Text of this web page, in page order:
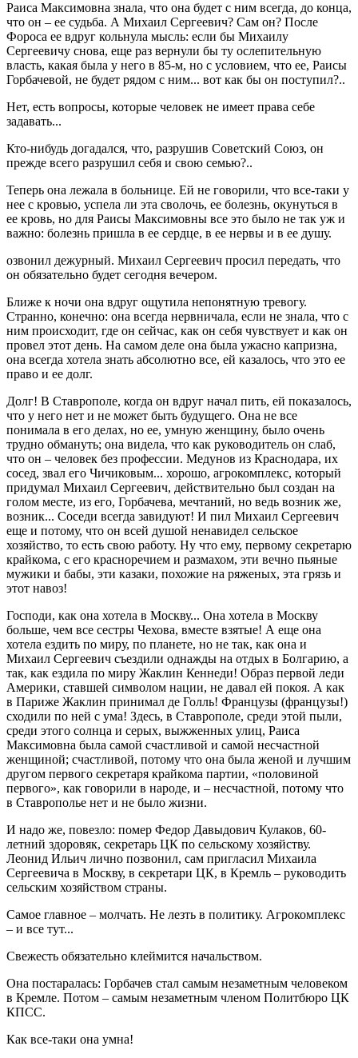
Раиса Максимовна знала, что она будет с ним всегда, до конца,
что он – ее судьба. А Михаил Сергеевич? Сам он? После
Фороса ее вдруг кольнула мысль: если бы Михаилу
Сергеевичу снова, еще раз вернули бы ту ослепительную
власть, какая была у него в 85-м, но с условием, что ее, Раисы
Горбачевой, не будет рядом с ним... вот как бы он поступил?..
Нет, есть вопросы, которые человек не имеет права себе
задавать...
Кто-нибудь догадался, что, разрушив Советский Союз, он
прежде всего разрушил себя и свою семью?..
Теперь она лежала в больнице. Ей не говорили, что все-таки у
нее с кровью, успела ли эта сволочь, ее болезнь, окунуться в
ее кровь, но для Раисы Максимовны все это было не так уж и
важно: болезнь пришла в ее сердце, в ее нервы и в ее душу.
озвонил дежурный. Михаил Сергеевич просил передать, что
он обязательно будет сегодня вечером.
Ближе к ночи она вдруг ощутила непонятную тревогу.
Странно, конечно: она всегда нервничала, если не знала, что с
ним происходит, где он сейчас, как он себя чувствует и как он
провел этот день. На самом деле она была ужасно капризна,
она всегда хотела знать абсолютно все, ей казалось, что это ее
право и ее долг.
Долг! В Ставрополе, когда он вдруг начал пить, ей показалось,
что у него нет и не может быть будущего. Она не все
понимала в его делах, но ее, умную женщину, было очень
трудно обмануть; она видела, что как руководитель он слаб,
что он – человек без профессии. Медунов из Краснодара, их
сосед, звал его Чичиковым... хорошо, агрокомплекс, который
придумал Михаил Сергеевич, действительно был создан на
голом месте, из его, Горбачева, мечтаний, но ведь возник же,
возник... Соседи всегда завидуют! И пил Михаил Сергеевич
еще и потому, что он всей душой ненавидел сельское
хозяйство, то есть свою работу. Ну что ему, первому секретарю
крайкома, с его красноречием и размахом, эти вечно пьяные
мужики и бабы, эти казаки, похожие на ряженых, эта грязь и
этот навоз!
Господи, как она хотела в Москву... Она хотела в Москву
больше, чем все сестры Чехова, вместе взятые! А еще она
хотела ездить по миру, по планете, но не так, как она и
Михаил Сергеевич съездили однажды на отдых в Болгарию, а
так, как ездила по миру Жаклин Кеннеди! Образ первой леди
Америки, ставшей символом нации, не давал ей покоя. А как
в Париже Жаклин принимал де Голль! Французы (французы!)
сходили по ней с ума! Здесь, в Ставрополе, среди этой пыли,
среди этого солнца и серых, выжженных улиц, Раиса
Максимовна была самой счастливой и самой несчастной
женщиной; счастливой, потому что она была женой и лучшим
другом первого секретаря крайкома партии, «половиной
первого», как говорили в народе, и – несчастной, потому что
в Ставрополье нет и не было жизни.
И надо же, повезло: помер Федор Давыдович Кулаков, 60-
летний здоровяк, секретарь ЦК по сельскому хозяйству.
Леонид Ильич лично позвонил, сам пригласил Михаила
Сергеевича в Москву, в секретари ЦК, в Кремль – руководить
сельским хозяйством страны.
Самое главное – молчать. Не лезть в политику. Агрокомплекс
– и все тут...
Свежесть обязательно клеймится начальством.
Она постаралась: Горбачев стал самым незаметным человеком
в Кремле. Потом – самым незаметным членом Политбюро ЦК
КПСС.
Как все-таки она умна!